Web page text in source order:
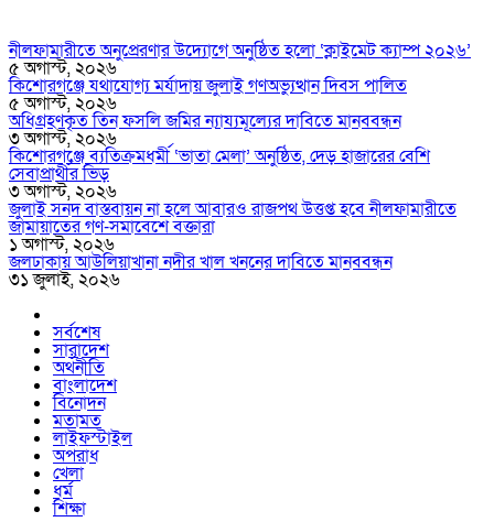
নীলফামারীতে অনুপ্রেরণার উদ্যোগে অনুষ্ঠিত হলো ‘ক্লাইমেট ক্যাম্প ২০২৬’
৫ অগাস্ট, ২০২৬
কিশোরগঞ্জে যথাযোগ্য মর্যাদায় জুলাই গণঅভ্যুত্থান দিবস পালিত
৫ অগাস্ট, ২০২৬
অধিগ্রহণকৃত তিন ফসলি জমির ন্যায্যমূল্যের দাবিতে মানববন্ধন
৩ অগাস্ট, ২০২৬
কিশোরগঞ্জে ব্যতিক্রমধর্মী ‘ভাতা মেলা’ অনুষ্ঠিত, দেড় হাজারের বেশি
সেবাপ্রার্থীর ভিড়
৩ অগাস্ট, ২০২৬
জুলাই সনদ বাস্তবায়ন না হলে আবারও রাজপথ উত্তপ্ত হবে নীলফামারীতে
জামায়াতের গণ-সমাবেশে বক্তারা
১ অগাস্ট, ২০২৬
জলঢাকায় আউলিয়াখানা নদীর খাল খননের দাবিতে মানববন্ধন
৩১ জুলাই, ২০২৬
সর্বশেষ
সারাদেশ
অর্থনীতি
বাংলাদেশ
বিনোদন
মতামত
লাইফস্টাইল
অপরাধ
খেলা
ধর্ম
শিক্ষা